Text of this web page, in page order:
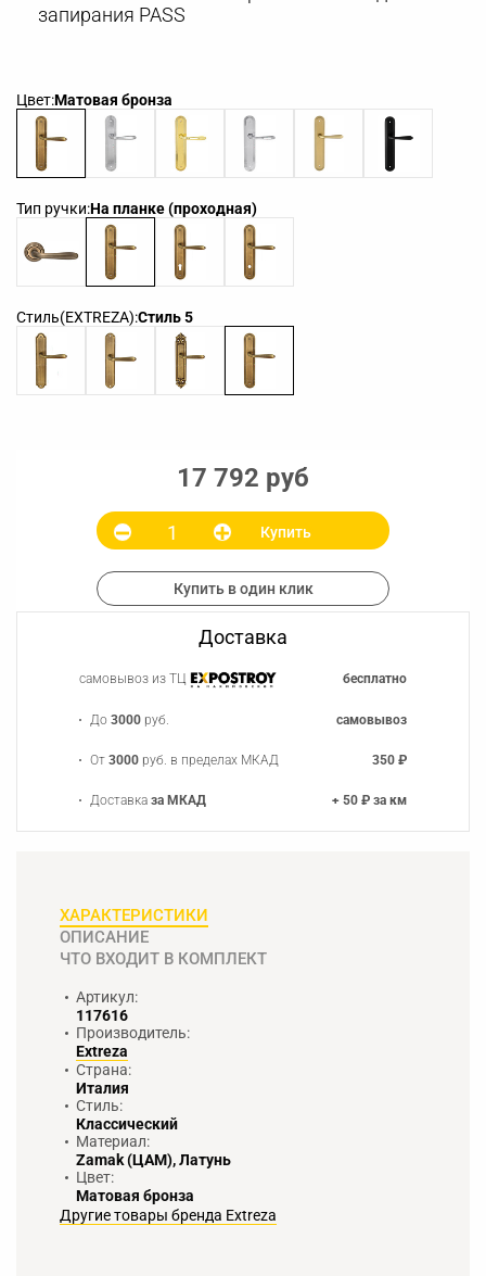
запирания PASS
Цвет:Матовая бронза
Тип ручки:На планке (проходная)
Стиль(EXTREZA):Стиль 5
17 792 руб
Купить
Купить в один клик
Доставка
самовывоз из ТЦ бесплатно
До3000 руб. самовывоз
От3000 руб. в пределах МКАД 350 ₽
Доставказа МКАД + 50 ₽ за км
ХАРАКТЕРИСТИКИ
ОПИСАНИЕ
ЧТО ВХОДИТ В КОМПЛЕКТ
Артикул:
117616
Производитель:
Extreza
Страна:
Италия
Стиль:
Классический
Материал:
Zamak (ЦАМ), Латунь
Цвет:
Матовая бронза
Другие товары бренда Extreza